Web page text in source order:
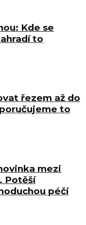
Kde se
to
řezem až do
to
mezi
Potěší
péčí